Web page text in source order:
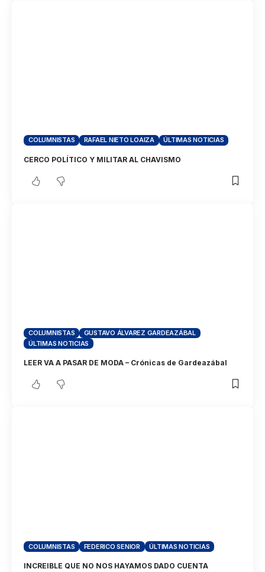
COLUMNISTAS RAFAEL NIETO LOAIZA ÚLTIMAS NOTICIAS
CERCO POLÍTICO Y MILITAR AL CHAVISMO
COLUMNISTAS
GUSTAVO ÁLVAREZ GARDEAZÁBAL
ÚLTIMAS NOTICIAS
LEER VA A PASAR DE MODA – Crónicas de Gardeazábal
COLUMNISTAS FEDERICO SENIOR ÚLTIMAS NOTICIAS
INCREIBLE QUE NO NOS HAYAMOS DADO CUENTA